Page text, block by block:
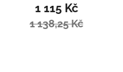
1 115 Kč
1 138,25 Kč